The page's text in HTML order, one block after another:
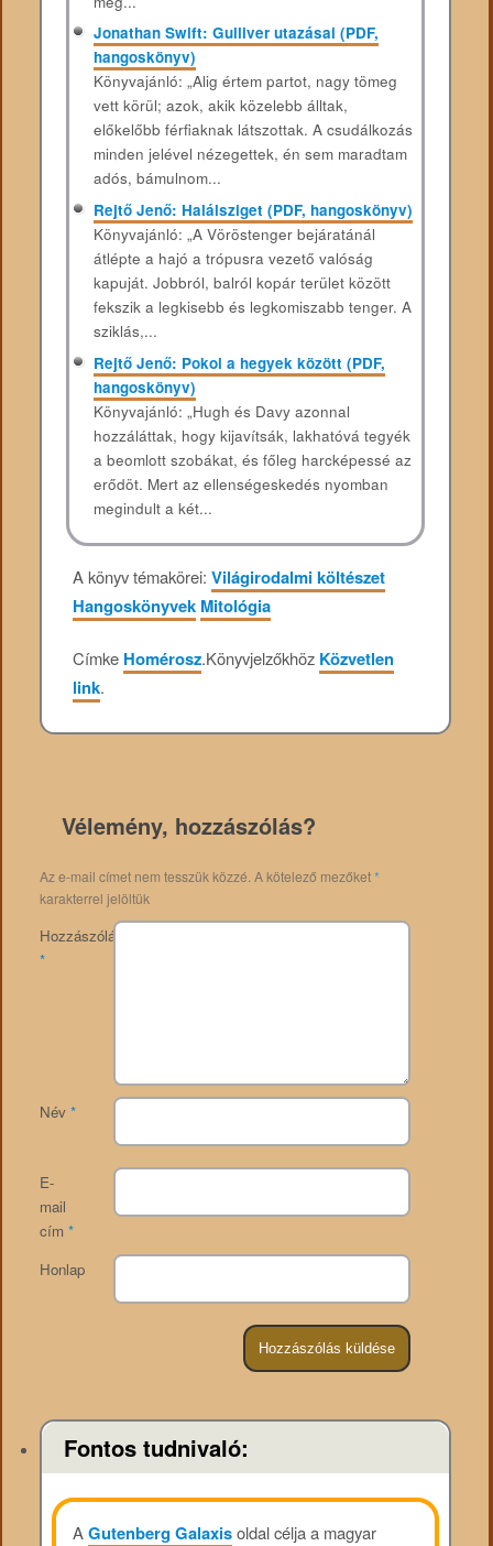
Jonathan Swift: Gulliver utazásai (PDF,
hangoskönyv)
Könyvajánló: „Alig értem partot, nagy tömeg
vett körül; azok, akik közelebb álltak,
előkelőbb férfiaknak látszottak. A csudálkozás
minden jelével nézegettek, én sem maradtam
adós, bámulnom...
Rejtő Jenő: Halálsziget (PDF, hangoskönyv)
Könyvajánló: „A Vöröstenger bejáratánál
átlépte a hajó a trópusra vezető valóság
kapuját. Jobbról, balról kopár terület között
fekszik a legkisebb és legkomiszabb tenger. A
sziklás,...
Rejtő Jenő: Pokol a hegyek között (PDF,
hangoskönyv)
Könyvajánló: „Hugh és Davy azonnal
hozzáláttak, hogy kijavítsák, lakhatóvá tegyék
a beomlott szobákat, és főleg harcképessé az
erődöt. Mert az ellenségeskedés nyomban
megindult a két...
A könyv témakörei:Világirodalmi költészet
Hangoskönyvek Mitológia
Címke Homérosz.Könyvjelzőkhöz Közvetlen
link.
Vélemény, hozzászólás?
Az e-mail címet nem tesszük közzé.A kötelező mezőket*
karakterrel jelöltük
Hozzászólás
*
Név *
E-
mail
cím *
Honlap
Fontos tudnivaló:
AGutenberg Galaxisoldal célja a magyar